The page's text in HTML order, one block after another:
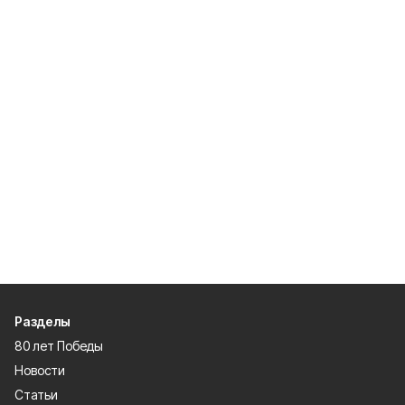
Разделы
80 лет Победы
Новости
Статьи